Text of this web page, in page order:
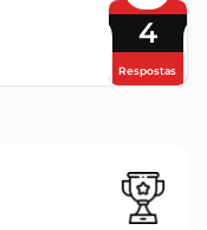
4
Respostas